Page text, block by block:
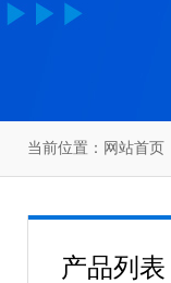
当前位置： 网站首页
产品列表